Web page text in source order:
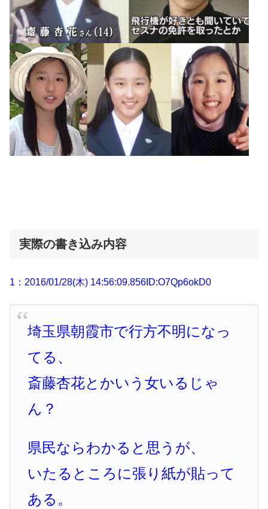
実際の書き込み内容
1：2016/01/28(木) 14:56:09.856ID:O7Qp6okD0
埼玉県朝霞市で行方不明になっ
てる、
斎藤杏花とかいう女いるじゃ
ん？
県民ならわかると思うが、
いたるところに張り紙が貼って
ある。